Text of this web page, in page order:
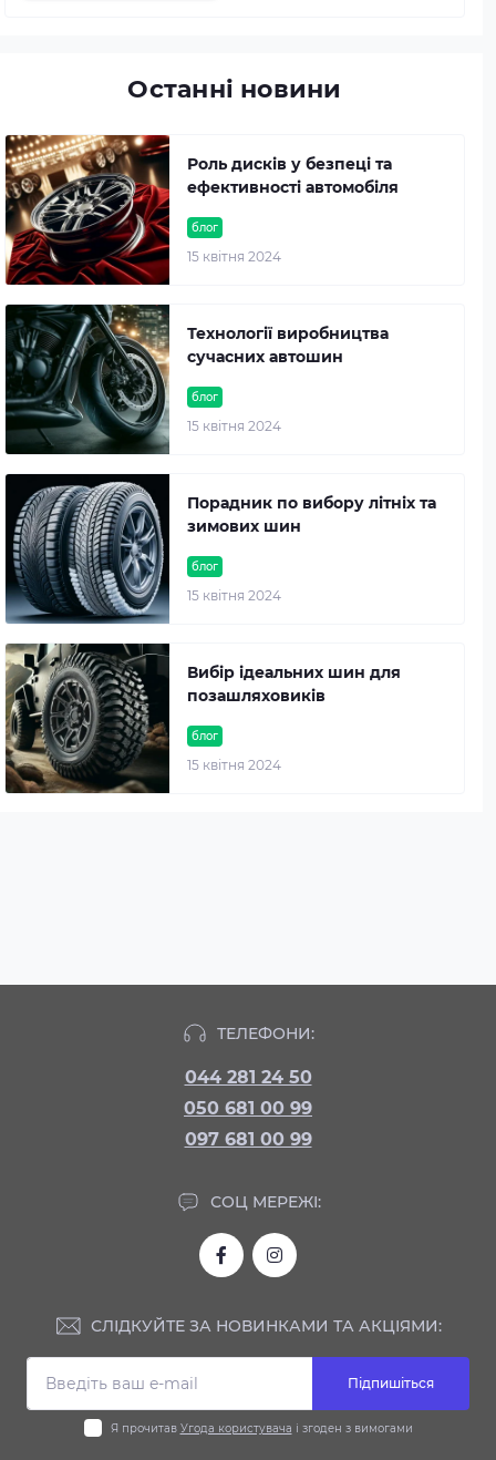
Останні новини
блог
15 квітня 2024
Роль дисків у безпеці та
ефективності автомобіля
блог
15 квітня 2024
Технології виробництва
сучасних автошин
блог
15 квітня 2024
Порадник по вибору літніх та
зимових шин
блог
15 квітня 2024
Вибір ідеальних шин для
позашляховиків
ТЕЛЕФОНИ:
044 281 24 50
050 681 00 99
097 681 00 99
СОЦ МЕРЕЖІ:
СЛІДКУЙТЕ ЗА НОВИНКАМИ ТА АКЦІЯМИ:
Підпишіться
Я прочитав Угода користувача і згоден з вимогами